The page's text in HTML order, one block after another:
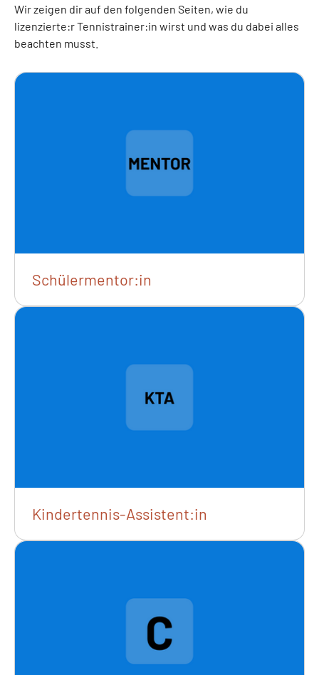
Wir zeigen dir auf den folgenden Seiten, wie du
lizenzierte:r Tennistrainer:in wirst und was du dabei alles
beachten musst.
Schülermentor:in
Kindertennis-Assistent:in